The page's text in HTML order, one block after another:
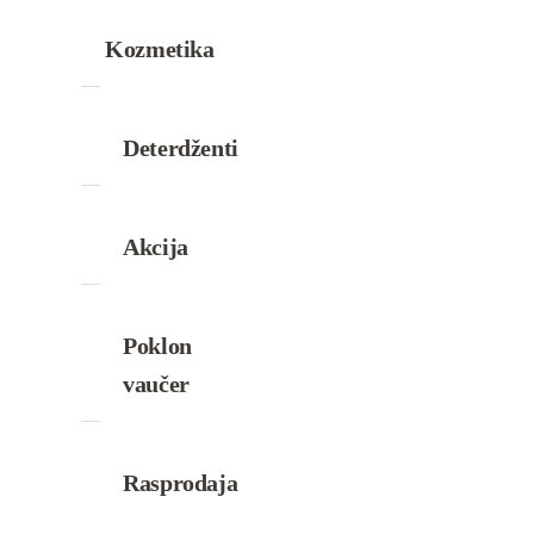
Kozmetika
Deterdženti
Akcija
Poklon
vaučer
Rasprodaja